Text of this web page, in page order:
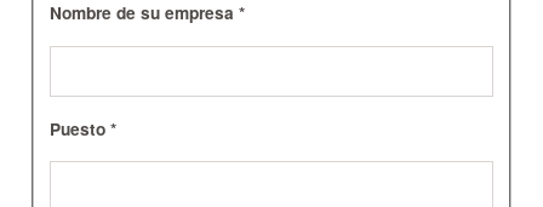
Nombre de su empresa *
Puesto *